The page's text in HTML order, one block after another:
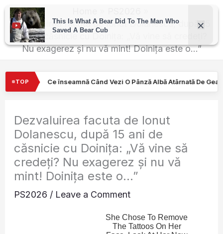
Skip
content
Dezvaluirea facuta de Ionut Dolanescu, după 15
ani de căsnicie cu Doinița: „Vă vine să credeți?
Nu exagerez și nu vă mint! Doinița este o…”
TOP
Vezi O Pânză Albă Atârnată De Geamul Unei Mașini. Semnalul…
Dezvaluirea facuta de Ionut
Dolanescu, după 15 ani de
căsnicie cu Doinița: „Vă vine să
credeți? Nu exagerez și nu vă
mint! Doinița este o…”
PS2026 / Leave a Comment